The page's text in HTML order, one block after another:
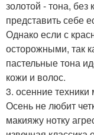
золотой - тона,
представить себе
Однако если с
осторожными, так
пастельные тона
кожи и волос.
3. осенние техники
Осень не любит
макияжу нотку